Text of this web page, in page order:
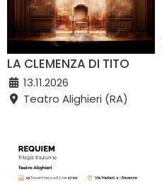
LA CLEMENZA DI TITO
13.11.2026
Teatro Alighieri (RA)